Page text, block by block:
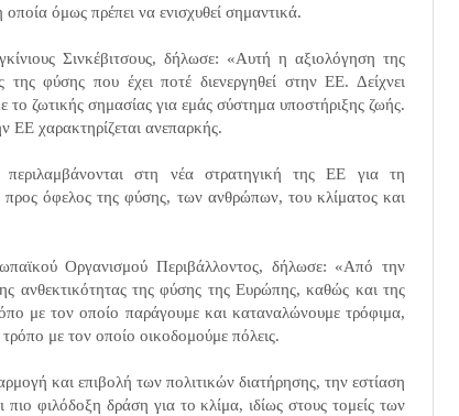
όμως πρέπει να ενισχυθεί σημαντικά.
Σινκέβιτσους, δήλωσε: «Αυτή η αξιολόγηση της
φύσης που έχει ποτέ διενεργηθεί στην ΕΕ. Δείχνει
ζωτικής σημασίας για εμάς σύστημα υποστήριξης ζωής.
χαρακτηρίζεται ανεπαρκής.
περιλαμβάνονται στη νέα στρατηγική της ΕΕ για τη
προς όφελος της φύσης, των ανθρώπων, του κλίματος και
Οργανισμού Περιβάλλοντος, δήλωσε: «Από την
ανθεκτικότητας της φύσης της Ευρώπης, καθώς και της
με τον οποίο παράγουμε και καταναλώνουμε τρόφιμα,
με τον οποίο οικοδομούμε πόλεις.
και επιβολή των πολιτικών διατήρησης, την εστίαση
φιλόδοξη δράση για το κλίμα, ιδίως στους τομείς των